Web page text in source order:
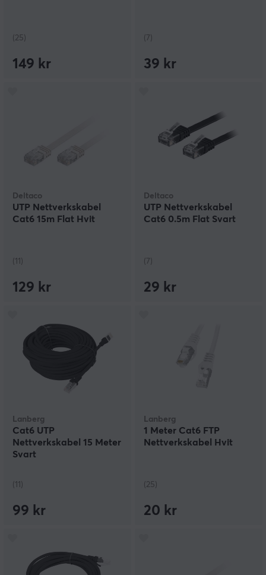
(25)
149 kr
(7)
39 kr
Deltaco
UTP Nettverkskabel
Cat6 15m Flat Hvit
(11)
129 kr
Deltaco
UTP Nettverkskabel
Cat6 0.5m Flat Svart
(7)
29 kr
Lanberg
Cat6 UTP
Nettverkskabel 15 Meter
Svart
(11)
99 kr
Lanberg
1 Meter Cat6 FTP
Nettverkskabel Hvit
(25)
20 kr